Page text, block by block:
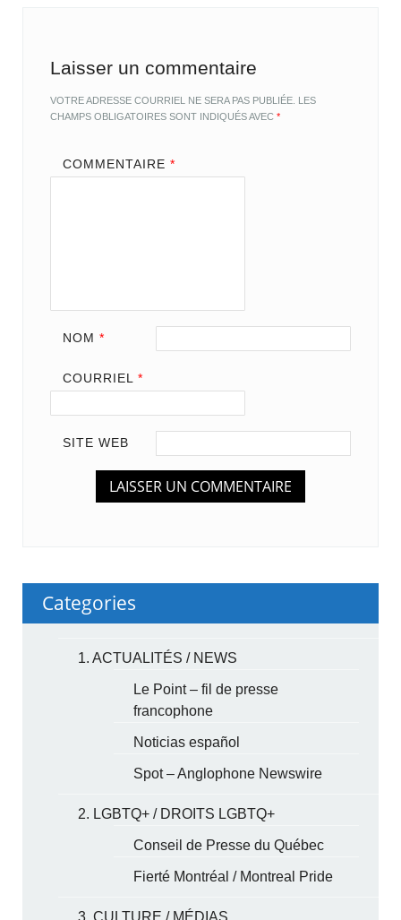
Laisser un commentaire
VOTRE ADRESSE COURRIEL NE SERA PAS PUBLIÉE. LES
CHAMPS OBLIGATOIRES SONT INDIQUÉS AVEC*
COMMENTAIRE *
NOM *
COURRIEL *
SITE WEB
Categories
1. ACTUALITÉS / NEWS
Le Point – fil de presse
francophone
Noticias español
Spot – Anglophone Newswire
2. LGBTQ+ / DROITS LGBTQ+
Conseil de Presse du Québec
Fierté Montréal / Montreal Pride
3. CULTURE / MÉDIAS